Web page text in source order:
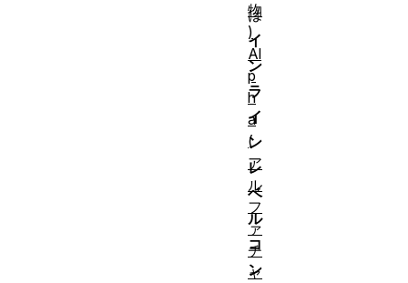
は
イ
ン
ラ
イ
ン
レ
ベ
ル
コ
ン
物
)
Al
p
h
a
(
ア
ル
フ
ァ
チ
ャ